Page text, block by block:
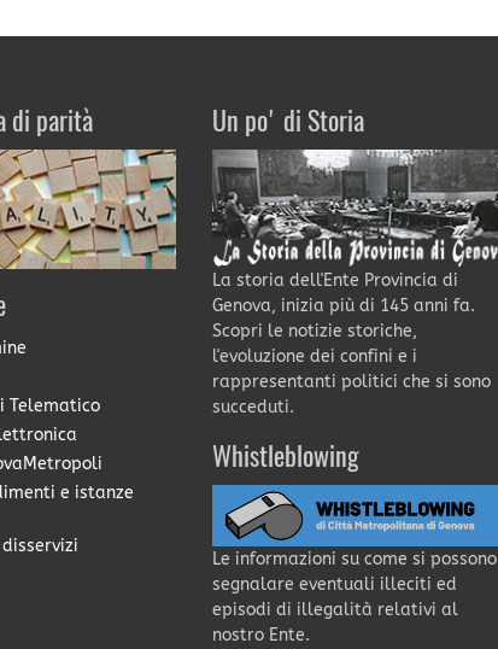
di parità
Telematico
e istanze
Un po' di Storia
La storia dell'Ente Provincia di
Genova, inizia più di 145 anni fa.
Scopri le notizie storiche,
l'evoluzione dei confini e i
rappresentanti politici che si sono
succeduti.
Whistleblowing
Le informazioni su come si possono
segnalare eventuali illeciti ed
episodi di illegalità relativi al
nostro Ente.